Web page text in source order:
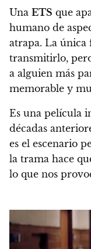
Una ETS que
humano de
atrapa. La única
transmitirlo,
a alguien más
memorable y
Es una película
décadas
es el escenario
la trama hace
lo que nos